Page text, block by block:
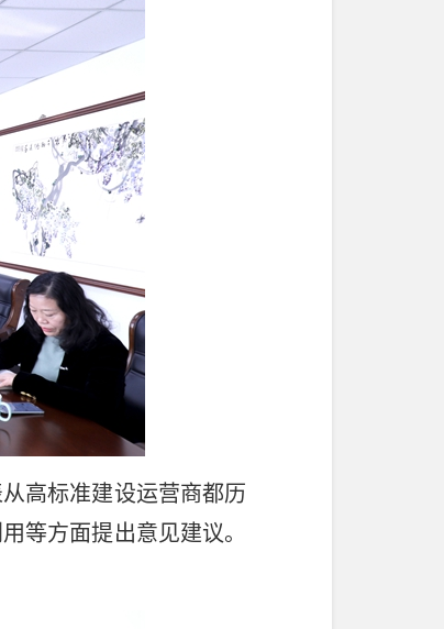
高标准建设运营商都历
等方面提出意见建议。